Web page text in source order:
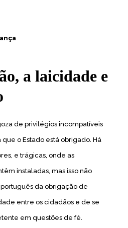
a laicidade e
de privilégios incompatíveis
o Estado está obrigado. Há
e trágicas, onde as
instaladas, mas isso não
da obrigação de
entre os cidadãos e de se
em questões de fé.